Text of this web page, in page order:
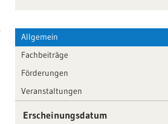
Allgemein
Fachbeiträge
Förderungen
Veranstaltungen
Erscheinungsdatum